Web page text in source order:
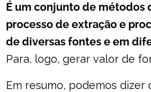
É um conjunto de métodos
processo de extração e
de diversas fontes e em
Para, logo, gerar valor de
Em resumo, podemos dizer